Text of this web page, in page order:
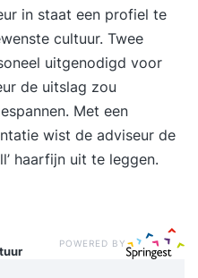
in staat een profiel te
cultuur. Twee
uitgenodigd voor
de uitslag zou
Met een
wist de adviseur de
haarfijn uit te leggen.
POWERED BY